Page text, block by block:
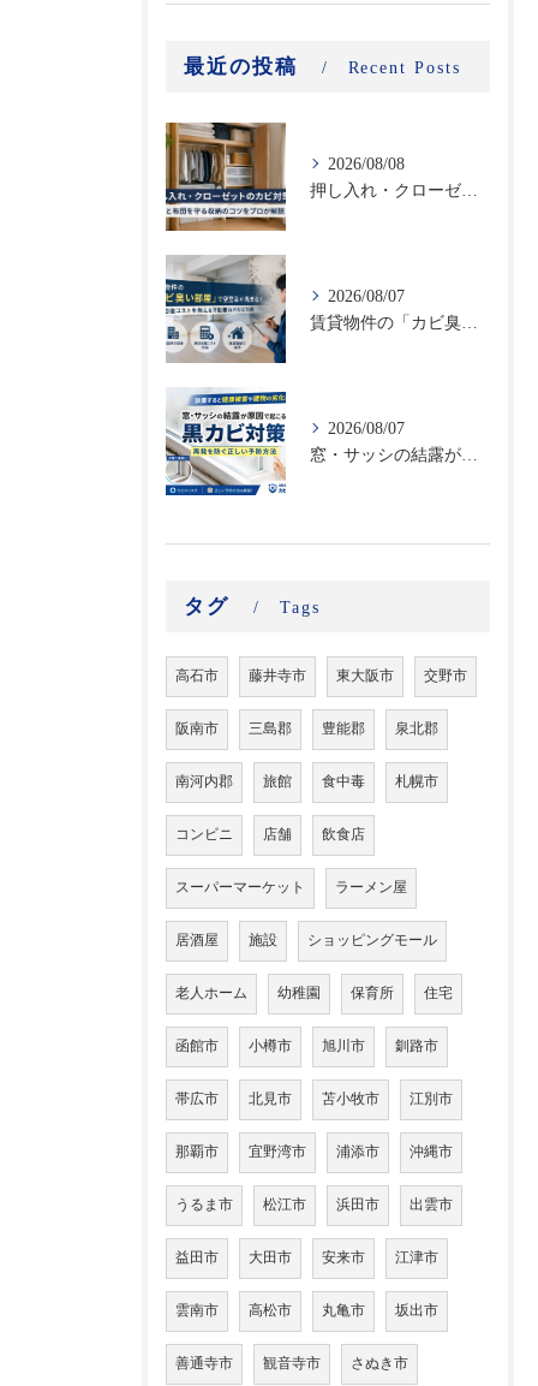
最近の投稿 Recent Posts
2026/08/08
押し入れ・クローゼットのカビ対策｜衣類と布団を守る収納のコツをプロが解説
2026/08/07
賃貸物件の「カビ臭い部屋」で空室率が高まる！原状回復コストを抑える不動産向けカビ対策
2026/08/07
窓・サッシの結露が原因で起こる黒カビ対策｜再発を防ぐ正しい予防方法
タグ Tags
高石市 藤井寺市 東大阪市 交野市
阪南市 三島郡 豊能郡 泉北郡
南河内郡 旅館 食中毒 札幌市
コンビニ 店舗 飲食店
スーパーマーケット ラーメン屋
居酒屋 施設 ショッピングモール
老人ホーム 幼稚園 保育所 住宅
函館市 小樽市 旭川市 釧路市
帯広市 北見市 苫小牧市 江別市
那覇市 宜野湾市 浦添市 沖縄市
うるま市 松江市 浜田市 出雲市
益田市 大田市 安来市 江津市
雲南市 高松市 丸亀市 坂出市
善通寺市 観音寺市 さぬき市